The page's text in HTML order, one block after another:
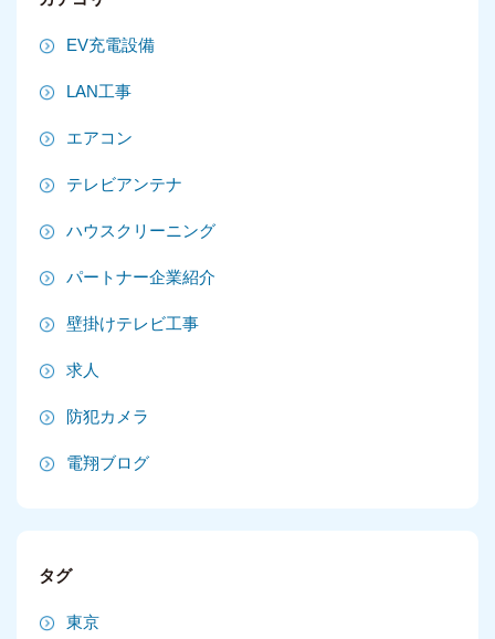
2024年8月
2024年7月
EV充電設備
LAN工事
エアコン
テレビアンテナ
ハウスクリーニング
パートナー企業紹介
壁掛けテレビ工事
求人
防犯カメラ
電翔ブログ
タグ
東京